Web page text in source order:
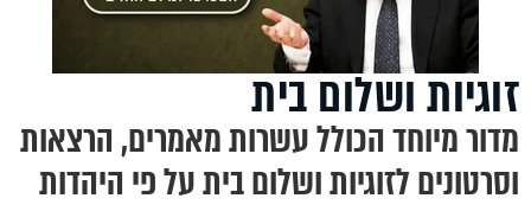
זוגיות ושלום בית
מדור מיוחד הכולל עשרות מאמרים, הרצאות
וסרטונים לזוגיות ושלום בית על פי היהדות